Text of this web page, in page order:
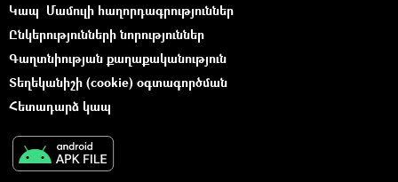
Կապ Մամուլի հաղորդագրություններ
Ընկերությունների նորություններ
Գաղտնիության քաղաքականություն
Տեղեկանիշի (cookie) օգտագործման
Հետադարձ կապ